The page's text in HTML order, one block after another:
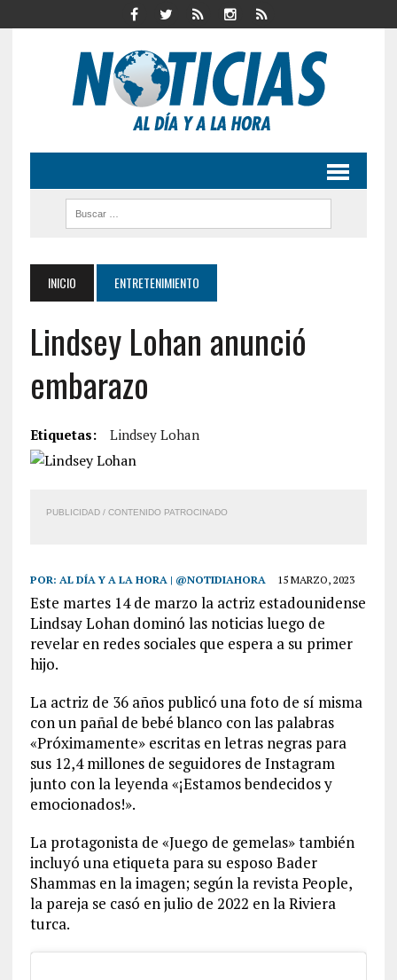
INICIO ENTRETENIMIENTO
Lindsey Lohan anunció
embarazo
Etiquetas: Lindsey Lohan
PUBLICIDAD / CONTENIDO PATROCINADO
POR: AL DÍA Y A LA HORA | @NOTIDIAHORA 15 MARZO, 2023
Este martes 14 de marzo la actriz estadounidense
Lindsay Lohan dominó las noticias luego de
revelar en redes sociales que espera a su primer
hijo.
La actriz de 36 años publicó una foto de sí misma
con un pañal de bebé blanco con las palabras
«Próximamente» escritas en letras negras para
sus 12,4 millones de seguidores de Instagram
junto con la leyenda «¡Estamos bendecidos y
emocionados!».
La protagonista de «Juego de gemelas» también
incluyó una etiqueta para su esposo Bader
Shammas en la imagen; según la revista People,
la pareja se casó en julio de 2022 en la Riviera
turca.